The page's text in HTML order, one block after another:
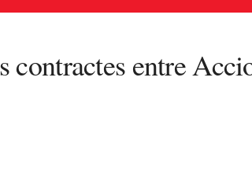
contractes entre